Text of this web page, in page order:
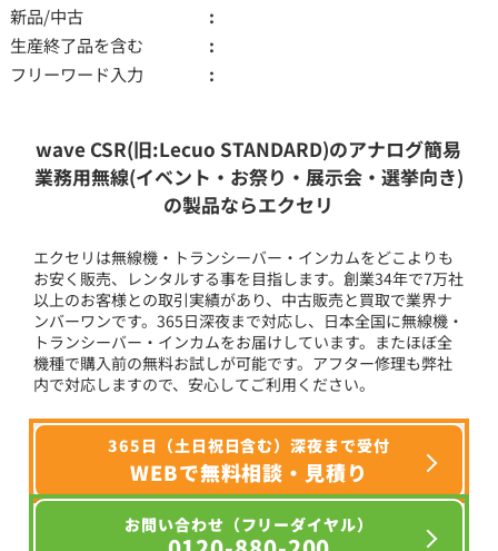
新品/中古
生産終了品を含む
フリーワード入力
wave CSR(旧:Lecuo STANDARD)のアナログ簡易
業務用無線(イベント・お祭り・展示会・選挙向き)
の製品ならエクセリ
エクセリは無線機・トランシーバー・インカムをどこよりも
お安く販売、レンタルする事を目指します。創業34年で7万社
以上のお客様との取引実績があり、中古販売と買取で業界ナ
ンバーワンです。365日深夜まで対応し、日本全国に無線機・
トランシーバー・インカムをお届けしています。またほぼ全
機種で購入前の無料お試しが可能です。アフター修理も弊社
内で対応しますので、安心してご利用ください。
365日（土日祝日含む）深夜まで受付
WEBで無料相談・見積り
お問い合わせ（フリーダイヤル）